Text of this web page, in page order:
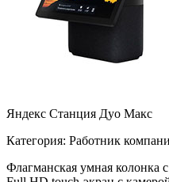
Яндекс Станция Дуо Макс
Категория: Работник
Флагманская умная колонка